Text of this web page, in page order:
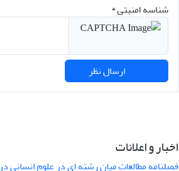
شناسه امنیتی *
اخبار و اعلانات
فصلنامه مطالعات میان رشته ای در علوم انسانی در